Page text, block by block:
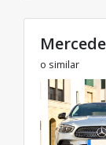
o similar